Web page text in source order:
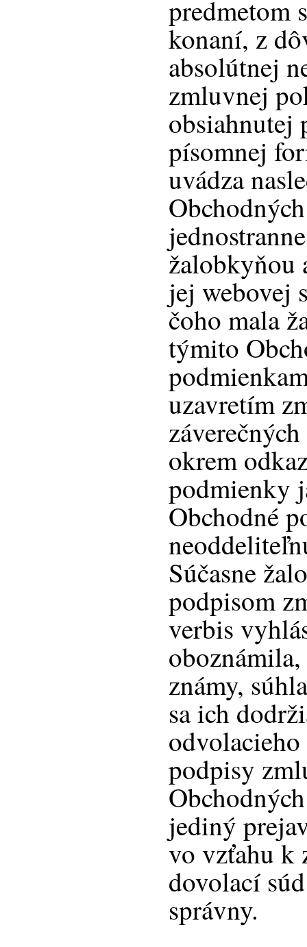
predmetom
konaní, z
absolútnej
zmluvnej
obsiahnutej
písomnej
uvádza
žalobkyňou
jej webovej
čoho mala
týmito
uzavretím
okrem
podmienky
Obchodné
Súčasne
podpisom
verbis
známy,
sa ich
podpisy
jediný
vo vzťahu k
dovolací
správny.